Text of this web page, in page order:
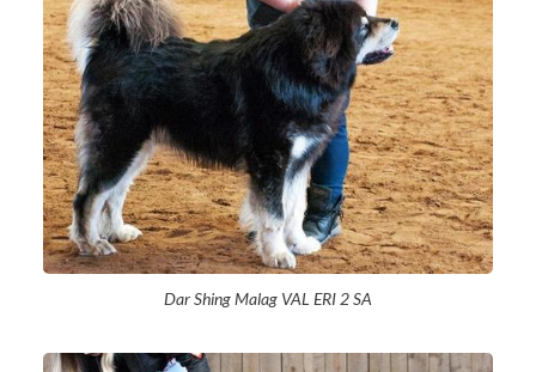
Dar Shing Malag VAL ERI 2 SA